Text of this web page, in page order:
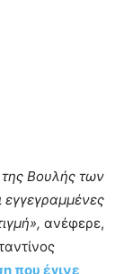
Βουλής των
εγγεγραμμένες
ανέφερε,
που έγινε